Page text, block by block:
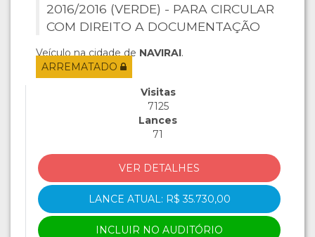
2016/2016 (VERDE) - PARA CIRCULAR
COM DIREITO A DOCUMENTAÇÃO
Veículo na cidade de NAVIRAI.
ARREMATADO
Visitas
7125
Lances
71
VER DETALHES
LANCE ATUAL: R$ 35.730,00
INCLUIR NO AUDITÓRIO